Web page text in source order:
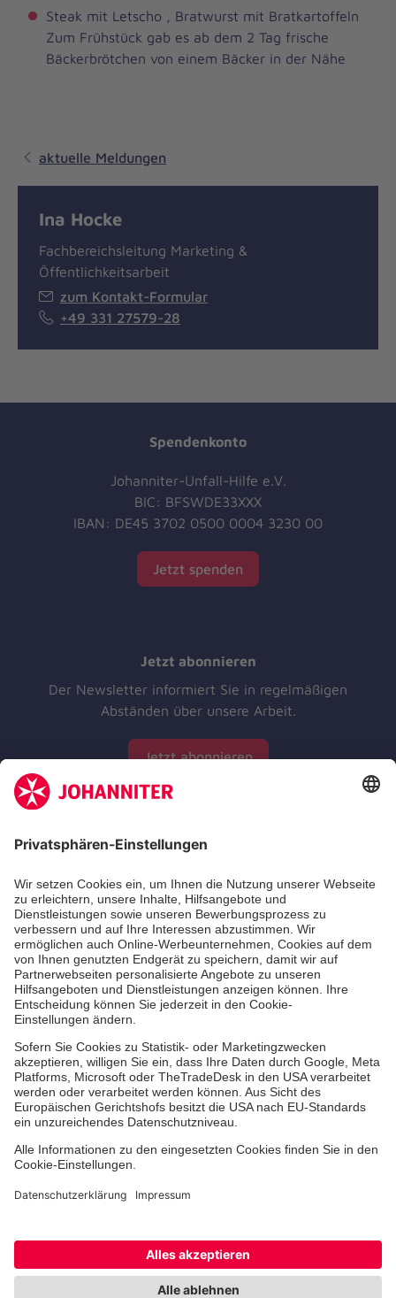
Steak mit Letscho , Bratwurst mit Bratkartoffeln
Zum Frühstück gab es ab dem 2 Tag frische
Bäckerbrötchen von einem Bäcker in der Nähe
aktuelle Meldungen
Ina Hocke
Fachbereichsleitung Marketing &
Öffentlichkeitsarbeit
zum Kontakt-Formular
+49 331 27579-28
Spendenkonto
Johanniter-Unfall-Hilfe e.V.
BIC: BFSWDE33XXX
IBAN: DE45 3702 0500 0004 3230 00
Jetzt spenden
Jetzt abonnieren
Der Newsletter informiert Sie in regelmäßigen
Abständen über unsere Arbeit.
Jetzt abonnieren
Aus- & Fortbildungen
Jobs & Ehrenamt
Spendenprojekte
Johanniter-Jugend
Einrichtungen
Cookie-Einstellungen Datenschutz Barrierefreiheit